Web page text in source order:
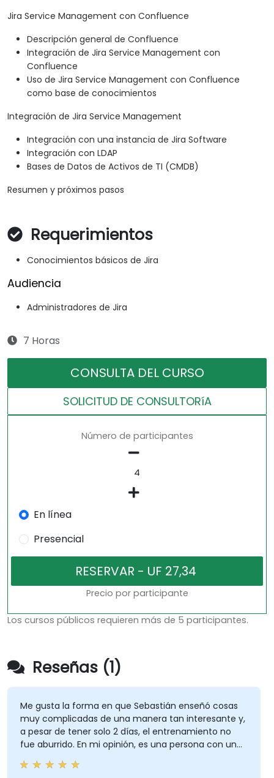
Jira Service Management con Confluence
Descripción general de Confluence
Integración de Jira Service Management con
Confluence
Uso de Jira Service Management con Confluence
como base de conocimientos
Integración de Jira Service Management
Integración con una instancia de Jira Software
Integración con LDAP
Bases de Datos de Activos de TI (CMDB)
Resumen y próximos pasos
Requerimientos
Conocimientos básicos de Jira
Audiencia
Administradores de Jira
7 Horas
CONSULTA DEL CURSO
SOLICITUD DE CONSULTORíA
Número de participantes
En línea
Presencial
Precio por participante
Los cursos públicos requieren más de 5 participantes.
Reseñas (1)
Me gusta la forma en que Sebastián enseñó cosas
muy complicadas de una manera tan interesante y,
a pesar de tener solo 2 días, el entrenamiento no
fue aburrido. En mi opinión, es una persona con un
gran conocimiento, sabe muy bien de qué está
hablando y el lenguaje que intenta usar con el